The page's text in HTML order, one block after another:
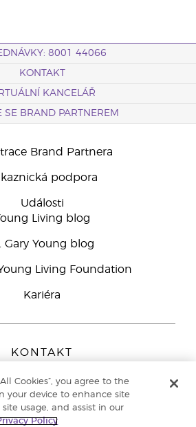
8001 44066
KONTAKT
KANCELÁŘ
SE BRAND PARTNEREM
Brand Partnera
podpora
Události
Living blog
Gary Young blog
Living Foundation
Kariéra
KONTAKT
Peizerweg 97
9727 AJ Groningen
Netherlands
Cookies”, you agree to the
your device to enhance site
usage, and assist in our
Policy